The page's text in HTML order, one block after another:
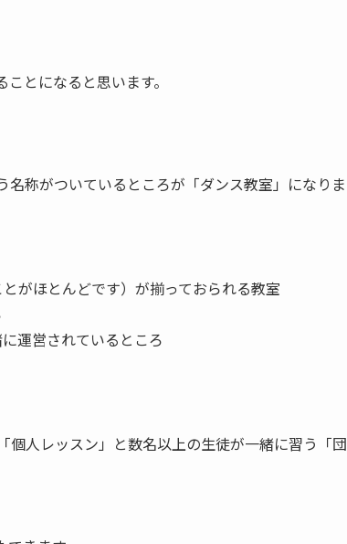
とになると思います。
称がついているところが「ダンス教室」になりま
がほとんどです）が揃っておられる教室
運営されているところ
人レッスン」と数名以上の生徒が一緒に習う「団